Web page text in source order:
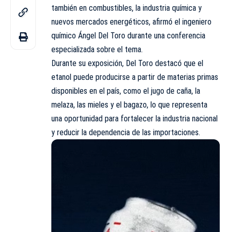
también en combustibles, la industria química y
nuevos mercados energéticos, afirmó el ingeniero
químico Ángel Del Toro durante una conferencia
especializada sobre el tema.
Durante su exposición, Del Toro destacó que el
etanol puede producirse a partir de materias primas
disponibles en el país, como el jugo de caña, la
melaza, las mieles y el bagazo, lo que representa
una oportunidad para fortalecer la industria nacional
y reducir la dependencia de las importaciones.